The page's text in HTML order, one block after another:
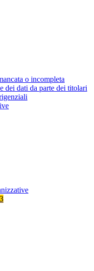
o incompleta
dei dati da parte dei titolari
3